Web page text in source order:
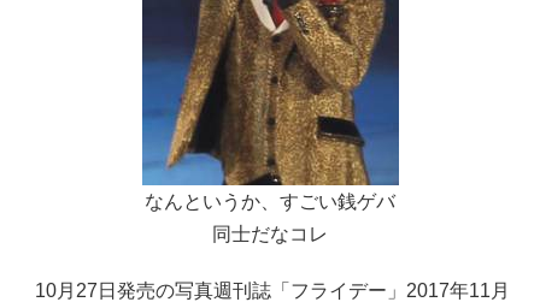
なんというか、すごい銭ゲバ
同士だなコレ
10月27日発売の写真週刊誌「フライデー」2017年11月